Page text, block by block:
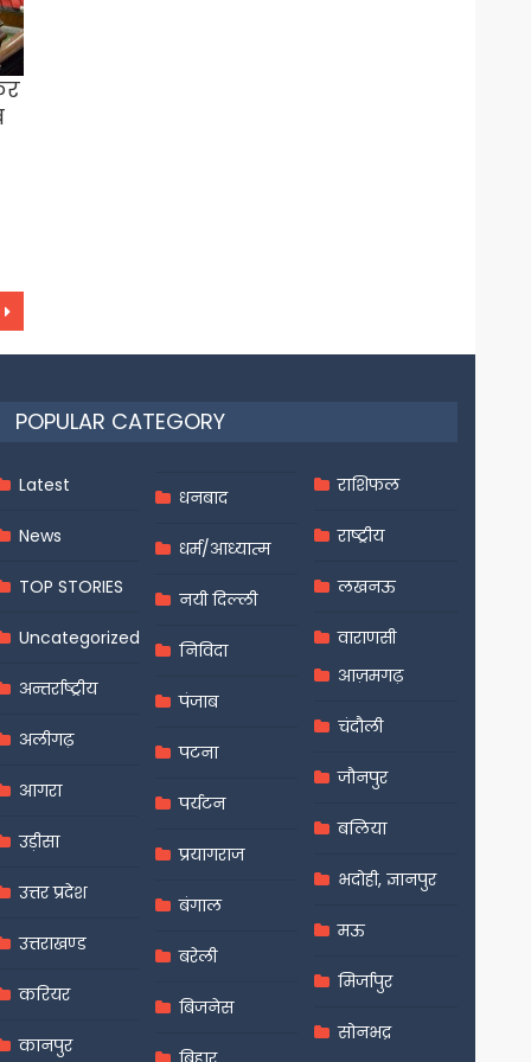
POPULAR CATEGORY
Latest
News
TOP STORIES
Uncategorized
अन्तर्राष्ट्रीय
अलीगढ़
आगरा
उड़ीसा
उत्तर प्रदेश
उत्तराखण्ड
करियर
कानपुर
धनबाद
धर्म/आध्यात्म
नयी दिल्ली
निविदा
पंजाब
पटना
पर्यटन
प्रयागराज
बंगाल
बरेली
बिजनेस
राशिफल
राष्ट्रीय
लखनऊ
वाराणसी
आज़मगढ़
चंदौली
जौनपुर
बलिया
भदोही, ज्ञानपुर
मऊ
मिर्जापुर
सोनभद्र